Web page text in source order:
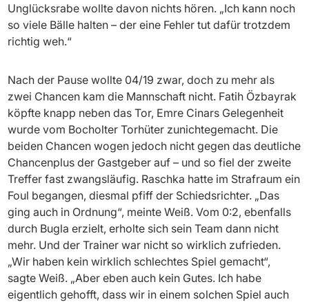
Unglücksrabe wollte davon nichts hören. „Ich kann noch
so viele Bälle halten – der eine Fehler tut dafür trotzdem
richtig weh.“
Nach der Pause wollte 04/19 zwar, doch zu mehr als
zwei Chancen kam die Mannschaft nicht. Fatih Özbayrak
köpfte knapp neben das Tor, Emre Cinars Gelegenheit
wurde vom Bocholter Torhüter zunichtegemacht. Die
beiden Chancen wogen jedoch nicht gegen das deutliche
Chancenplus der Gastgeber auf – und so fiel der zweite
Treffer fast zwangsläufig. Raschka hatte im Strafraum ein
Foul begangen, diesmal pfiff der Schiedsrichter. „Das
ging auch in Ordnung“, meinte Weiß. Vom 0:2, ebenfalls
durch Bugla erzielt, erholte sich sein Team dann nicht
mehr. Und der Trainer war nicht so wirklich zufrieden.
„Wir haben kein wirklich schlechtes Spiel gemacht“,
sagte Weiß. „Aber eben auch kein Gutes. Ich habe
eigentlich gehofft, dass wir in einem solchen Spiel auch